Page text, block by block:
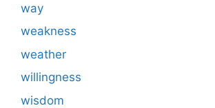
way
weakness
weather
willingness
wisdom